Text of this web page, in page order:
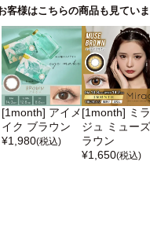
客様はこちらの商品も見てい
[1month] アイメ
イク ブラウン
¥1,980(税込)
[1month] ミ
ジュ ミュー
ラウン
¥1,650(税込)